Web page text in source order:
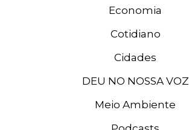
Economia
Cotidiano
Cidades
DEU NO NOSSA VOZ
Meio Ambiente